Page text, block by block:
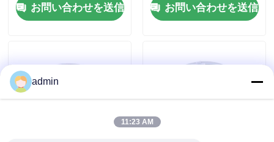
見積依頼
使い捨て可能なSPO2センサー
お問い合わせを送信
お問い合わせを送信
admin
11:23 AM